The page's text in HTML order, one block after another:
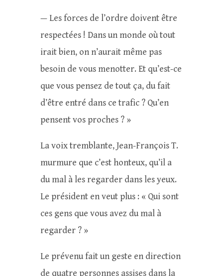
— Les forces de l’ordre doivent être
respectées ! Dans un monde où tout
irait bien, on n’aurait même pas
besoin de vous menotter. Et qu’est-ce
que vous pensez de tout ça, du fait
d’être entré dans ce trafic ? Qu’en
pensent vos proches ? »
La voix tremblante, Jean-François T.
murmure que c’est honteux, qu’il a
du mal à les regarder dans les yeux.
Le président en veut plus : « Qui sont
ces gens que vous avez du mal à
regarder ? »
Le prévenu fait un geste en direction
de quatre personnes assises dans la